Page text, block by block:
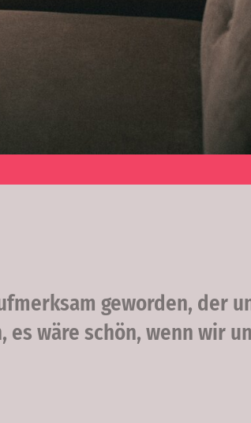
geworden, der
es wäre schön, wenn wir